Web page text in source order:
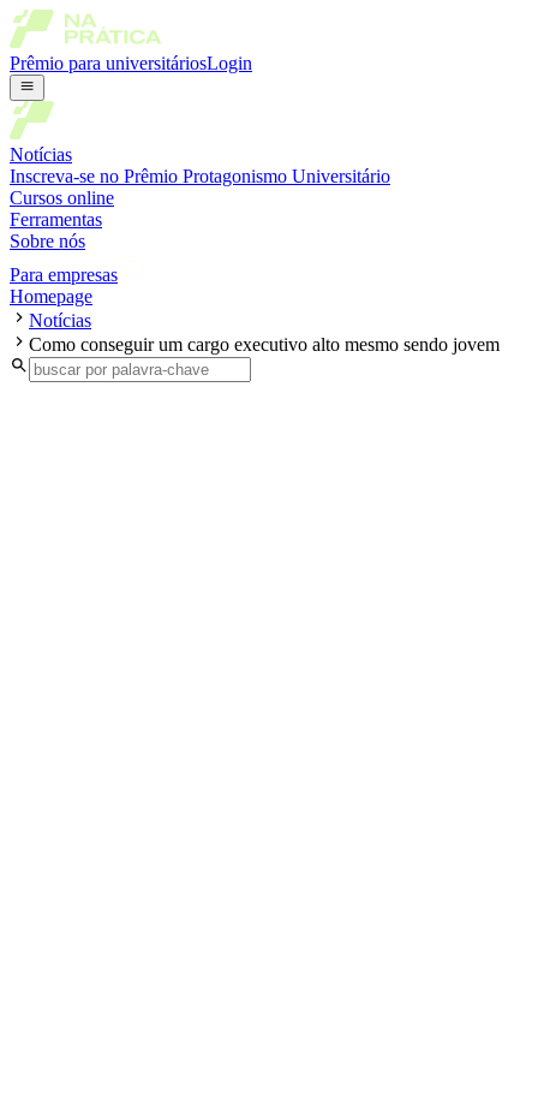
Prêmio para universitáriosLogin
Notícias
Inscreva-se no Prêmio Protagonismo Universitário
Cursos online
Ferramentas
Sobre nós
Para empresas
Homepage
Notícias
Como conseguir um cargo executivo alto mesmo sendo jovem